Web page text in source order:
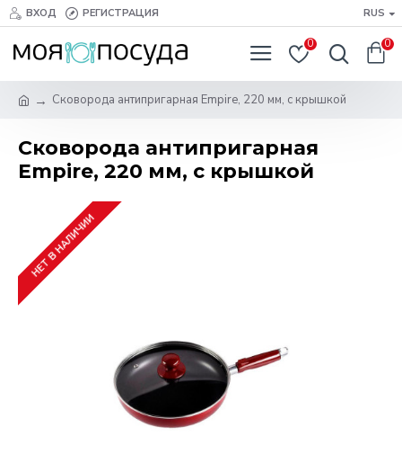
ВХОД РЕГИСТРАЦИЯ RUS
0 0
Сковорода антипригарная Empire, 220 мм, с крышкой
Сковорода антипригарная
Empire, 220 мм, с крышкой
НЕТ В НАЛИЧИИ